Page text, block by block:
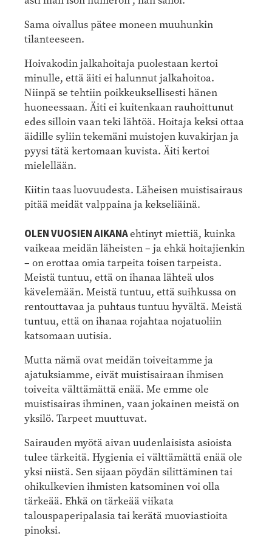
Sama oivallus pätee moneen muuhunkin
tilanteeseen.
Hoivakodin jalkahoitaja puolestaan kertoi
minulle, että äiti ei halunnut jalkahoitoa.
Niinpä se tehtiin poikkeuksellisesti hänen
huoneessaan. Äiti ei kuitenkaan rauhoittunut
edes silloin vaan teki lähtöä. Hoitaja keksi ottaa
äidille syliin tekemäni muistojen kuvakirjan ja
pyysi tätä kertomaan kuvista. Äiti kertoi
mielellään.
Kiitin taas luovuudesta. Läheisen muistisairaus
pitää meidät valppaina ja kekseliäinä.
OLEN VUOSIEN AIKANAehtinyt miettiä, kuinka
vaikeaa meidän läheisten – ja ehkä hoitajienkin
– on erottaa omia tarpeita toisen tarpeista.
Meistä tuntuu, että on ihanaa lähteä ulos
kävelemään. Meistä tuntuu, että suihkussa on
rentouttavaa ja puhtaus tuntuu hyvältä. Meistä
tuntuu, että on ihanaa rojahtaa nojatuoliin
katsomaan uutisia.
Mutta nämä ovat meidän toiveitamme ja
ajatuksiamme, eivät muistisairaan ihmisen
toiveita välttämättä enää. Me emme ole
muistisairas ihminen, vaan jokainen meistä on
yksilö. Tarpeet muuttuvat.
Sairauden myötä aivan uudenlaisista asioista
tulee tärkeitä. Hygienia ei välttämättä enää ole
yksi niistä. Sen sijaan pöydän silittäminen tai
ohikulkevien ihmisten katsominen voi olla
tärkeää. Ehkä on tärkeää viikata
talouspaperipalasia tai kerätä muoviastioita
pinoksi.